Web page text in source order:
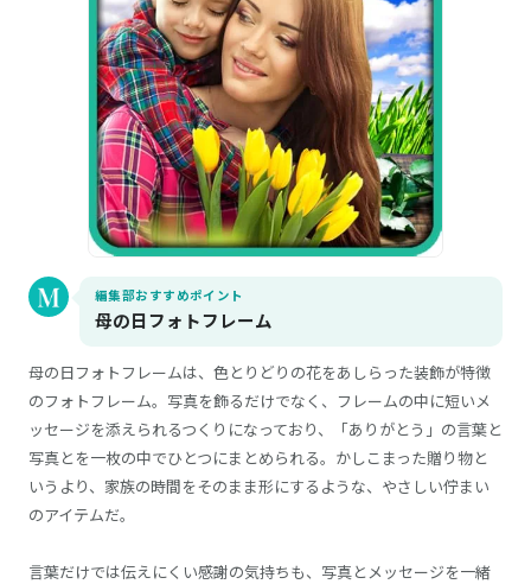
編集部おすすめポイント
母の日フォトフレーム
母の日フォトフレームは、色とりどりの花をあしらった装飾が特徴
のフォトフレーム。写真を飾るだけでなく、フレームの中に短いメ
ッセージを添えられるつくりになっており、「ありがとう」の言葉と
写真とを一枚の中でひとつにまとめられる。かしこまった贈り物と
いうより、家族の時間をそのまま形にするような、やさしい佇まい
のアイテムだ。
言葉だけでは伝えにくい感謝の気持ちも、写真とメッセージを一緒